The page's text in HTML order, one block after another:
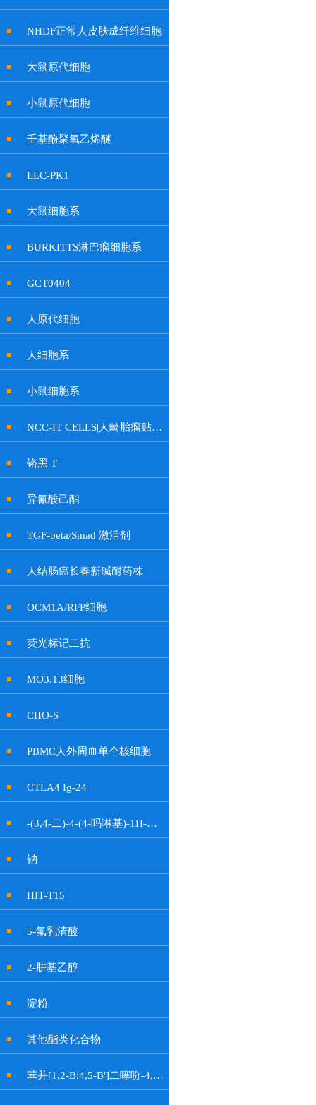
NHDF正常人皮肤成纤维细胞
大鼠原代细胞
小鼠原代细胞
壬基酚聚氧乙烯醚
LLC-PK1
大鼠细胞系
BURKITTS淋巴瘤细胞系
GCT0404
人原代细胞
人细胞系
小鼠细胞系
NCC-IT CELLS|人畸胎瘤贴壁细胞
铬黑 T
异氰酸己酯
TGF-beta/Smad 激活剂
人结肠癌长春新碱耐药株
OCM1A/RFP细胞
荧光标记二抗
MO3.13细胞
CHO-S
PBMC人外周血单个核细胞
CTLA4 Ig-24
-(3,4-二)-4-(4-吗啉基)-1H-吡咯-2,5-二酮
钠
HIT-T15
5-氟乳清酸
2-肼基乙醇
淀粉
其他酯类化合物
苯并[1,2-B:4,5-B']二噻吩-4,8-二酮